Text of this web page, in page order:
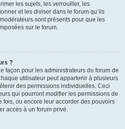
les sujets, les verrouiller, les
et les diviser dans le forum qu’ils
sont présents pour que les
sur le forum.
?
façon pour les administrateurs du forum de
utilisateur peut appartenir à plusieurs
des permissions individuelles. Ceci
qui pourront modifier les permissions de
ou encore leur accorder des pouvoirs
accès à un forum privé.